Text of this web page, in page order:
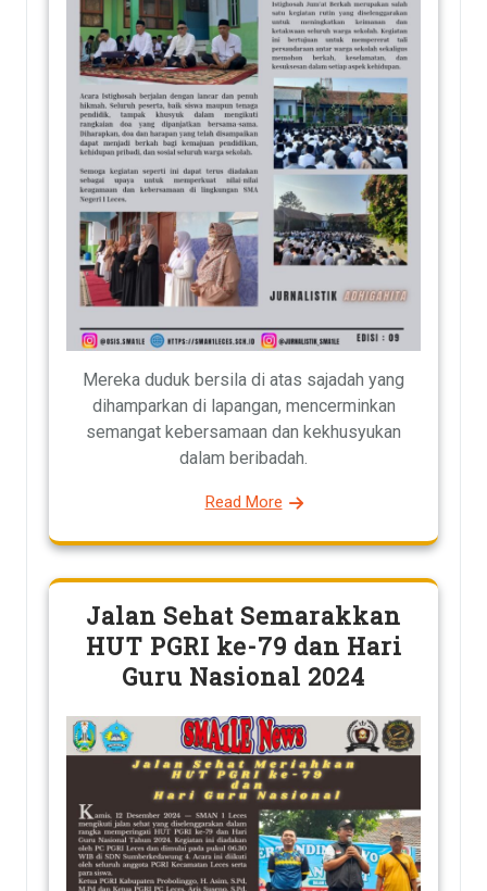
Mereka duduk bersila di atas sajadah yang
dihamparkan di lapangan, mencerminkan
semangat kebersamaan dan kekhusyukan
dalam beribadah.
Read More
Jalan Sehat Semarakkan
HUT PGRI ke-79 dan Hari
Guru Nasional 2024